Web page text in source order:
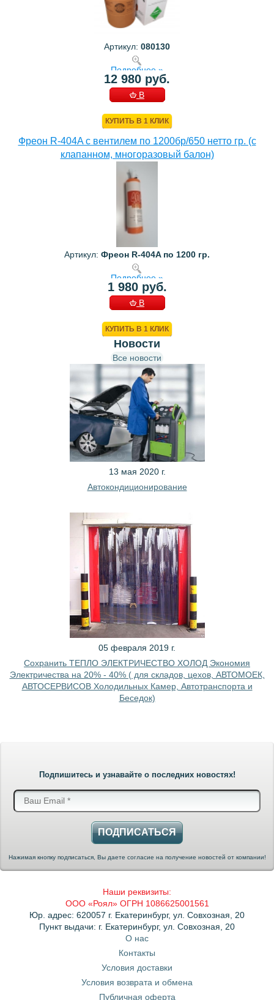
Артикул: 080130
Подробнее »
12 980 руб.
В
КУПИТЬ В 1 КЛИК
Фреон R-404A с вентилем по 1200бр/650 нетто гр. (с
клапанном, многоразовый балон)
Артикул: Фреон R-404A по 1200 гр.
Подробнее »
1 980 руб.
В
КУПИТЬ В 1 КЛИК
Новости
Все новости
13 мая 2020 г.
Автокондиционирование
05 февраля 2019 г.
Сохранить ТЕПЛО ЭЛЕКТРИЧЕСТВО ХОЛОД Экономия
Электричества на 20% - 40% ( для складов, цехов, АВТОМОЕК,
АВТОСЕРВИСОВ Холодильных Камер, Автотранспорта и
Беседок)
Подпишитесь и узнавайте о последних новостях!
ПОДПИСАТЬСЯ
Нажимая кнопку подписаться, Вы даете согласие на получение новостей от компании!
Наши реквизиты:
ООО «Роял» ОГРН 1086625001561
Юр. адрес: 620057 г. Екатеринбург, ул. Совхозная, 20
Пункт выдачи: г. Екатеринбург, ул. Совхозная, 20
О нас
Контакты
Условия доставки
Условия возврата и обмена
Публичная оферта